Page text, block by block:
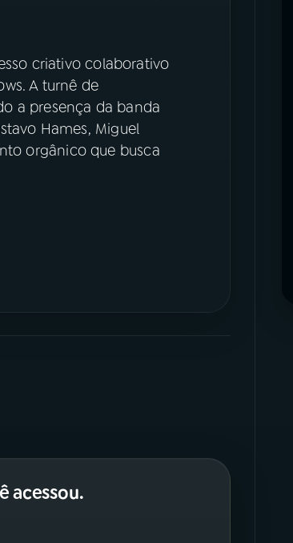
criativo colaborativo
A turnê de
a presença da banda
Hames, Miguel
orgânico que busca
acessou.